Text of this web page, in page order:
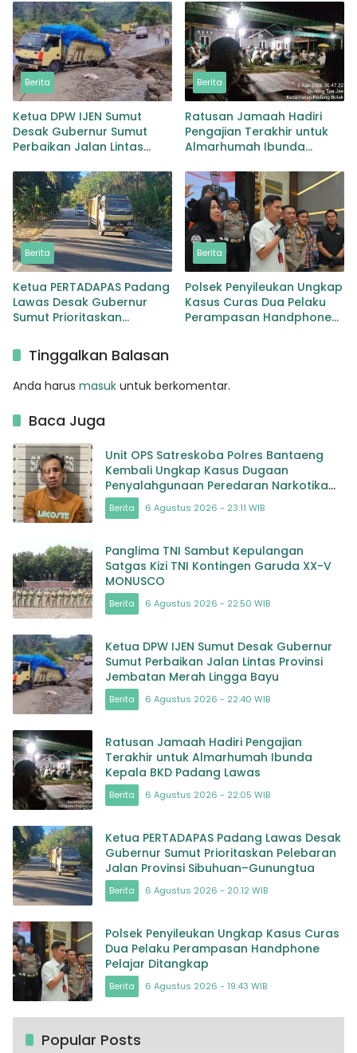
Peredaran Narkotika Jenis
Sabu
Berita
Ketua DPW IJEN Sumut
Desak Gubernur Sumut
Perbaikan Jalan Lintas
Lingga Bayu
Berita
Ratusan Jamaah Hadiri
Pengajian Terakhir untuk
Almarhumah Ibunda
Berita
Ketua PERTADAPAS Padang
Lawas Desak Gubernur
Sumut Prioritaskan
Sibuhuan–Gunungtua
Berita
Polsek Penyileukan Ungkap
Kasus Curas Dua Pelaku
Perampasan Handphone
Tinggalkan Balasan
Anda harus masuk untuk berkomentar.
Baca Juga
Unit OPS Satreskoba Polres Bantaeng
Kembali Ungkap Kasus Dugaan
Penyalahgunaan Peredaran Narkotika
Jenis Sabu
Berita 6 Agustus 2026 - 23:11 WIB
Panglima TNI Sambut Kepulangan
Satgas Kizi TNI Kontingen Garuda XX-V
MONUSCO
Berita 6 Agustus 2026 - 22:50 WIB
Ketua DPW IJEN Sumut Desak Gubernur
Sumut Perbaikan Jalan Lintas Provinsi
Jembatan Merah Lingga Bayu
Berita 6 Agustus 2026 - 22:40 WIB
Ratusan Jamaah Hadiri Pengajian
Terakhir untuk Almarhumah Ibunda
Kepala BKD Padang Lawas
Berita 6 Agustus 2026 - 22:05 WIB
Ketua PERTADAPAS Padang Lawas Desak
Gubernur Sumut Prioritaskan Pelebaran
Jalan Provinsi Sibuhuan–Gunungtua
Berita 6 Agustus 2026 - 20:12 WIB
Polsek Penyileukan Ungkap Kasus Curas
Dua Pelaku Perampasan Handphone
Pelajar Ditangkap
Berita 6 Agustus 2026 - 19:43 WIB
Popular Posts